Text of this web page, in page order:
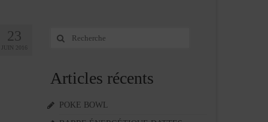
23
JUIN 2016
Rechercher
Articles récents
POKE BOWL